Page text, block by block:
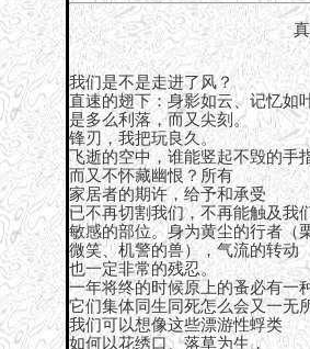
我们是不是走进了风？
直速的翅下：身影如云、记忆如
是多么利落，而又尖刻。
锋刃，我把玩良久。
飞逝的空中，谁能竖起不毁的手
而又不怀藏幽恨？所有
家居者的期许，给予和承受
已不再切割我们，不再能触及我
敏感的部位。身为黄尘的行者（
微笑、机警的兽），气流的转动
也一定非常的残忍。
一年将终的时候原上的蚤必有一
它们集体同生同死怎么会又一无
我们可以想像这些漂游性蜉类
如何以花绣口、落草为生，